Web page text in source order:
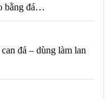
bằng đá…
đá – dùng làm lan